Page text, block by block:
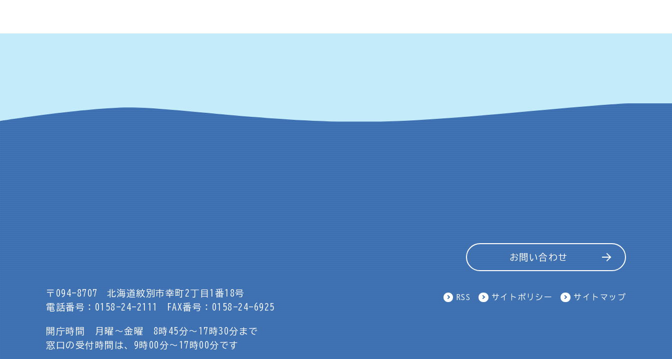
〒094-8707
北海道紋別市幸町2丁目1番18号
電話番号：0158-24-2111
FAX番号：0158-24-6925
開庁時間 月曜～金曜 8時45分～17時30分まで
窓口の受付時間は、9時00分～17時00分です
お問い合わせ
RSS サイトポリシー サイトマップ